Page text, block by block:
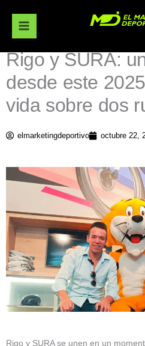
contenido
Rigo y SURA:
desde este
vida sobre dos
elmarketingdeportivo octubre 22,
Rigo y SURA se unen en un